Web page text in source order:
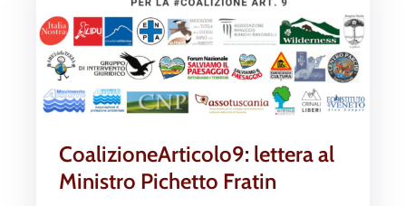
CoalizioneArticolo9: lettera al
Ministro Pichetto Fratin